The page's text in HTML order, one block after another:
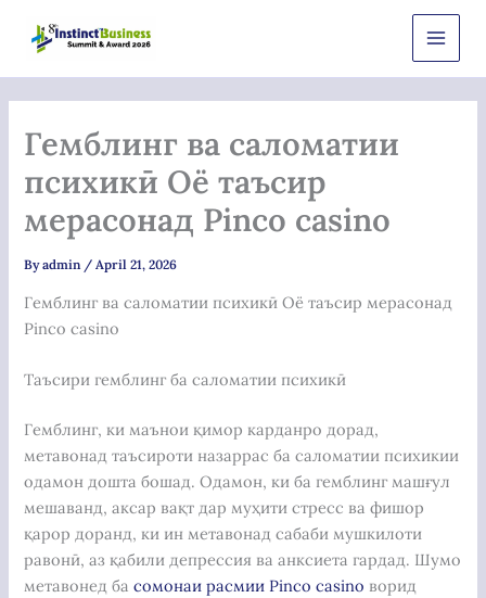
Main
Menu
Гемблинг ва саломатии
психикӣ Оё таъсир
мерасонад Pinco casino
Byadmin /April 21, 2026
Гемблинг ва саломатии психикӣ Оё таъсир мерасонад
Pinco casino
Таъсири гемблинг ба саломатии психикӣ
Гемблинг, ки маънои қимор карданро дорад,
метавонад таъсироти назаррас ба саломатии психикии
одамон дошта бошад. Одамон, ки ба гемблинг машғул
мешаванд, аксар вақт дар муҳити стресс ва фишор
қарор доранд, ки ин метавонад сабаби мушкилоти
равонӣ, аз қабили депрессия ва анксиета гардад. Шумо
метавонед басомонаи расмии Pinco casino ворид